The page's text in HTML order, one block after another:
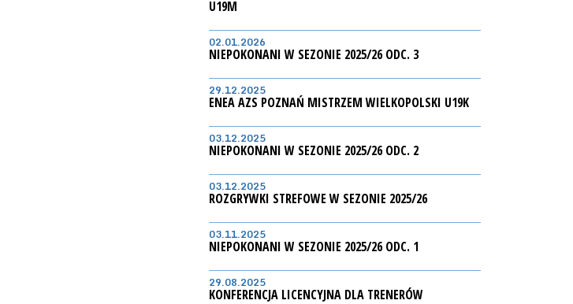
U19M
02.01.2026
NIEPOKONANI W SEZONIE 2025/26 ODC. 3
29.12.2025
ENEA AZS POZNAŃ MISTRZEM WIELKOPOLSKI U19K
03.12.2025
NIEPOKONANI W SEZONIE 2025/26 ODC. 2
03.12.2025
ROZGRYWKI STREFOWE W SEZONIE 2025/26
03.11.2025
NIEPOKONANI W SEZONIE 2025/26 ODC. 1
29.08.2025
KONFERENCJA LICENCYJNA DLA TRENERÓW